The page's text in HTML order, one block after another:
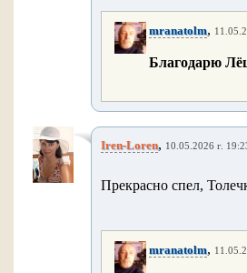
mranatolm,
Благодарю
Iren-Loren, 10.05.2026 г.
Прекрасно спел,
mranatolm,